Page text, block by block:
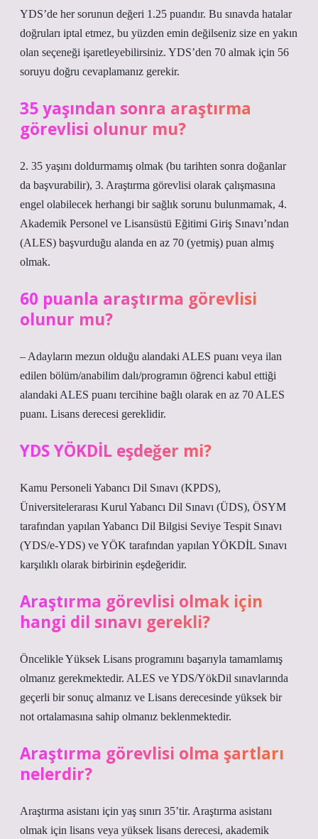
YDS’de her sorunun değeri 1.25 puandır. Bu sınavda hatalar
doğruları iptal etmez, bu yüzden emin değilseniz size en yakın
olan seçeneği işaretleyebilirsiniz. YDS’den 70 almak için 56
soruyu doğru cevaplamanız gerekir.
35 yaşından sonra araştırma
görevlisi olunur mu?
2. 35 yaşını doldurmamış olmak (bu tarihten sonra doğanlar
da başvurabilir), 3. Araştırma görevlisi olarak çalışmasına
engel olabilecek herhangi bir sağlık sorunu bulunmamak, 4.
Akademik Personel ve Lisansüstü Eğitimi Giriş Sınavı’ndan
(ALES) başvurduğu alanda en az 70 (yetmiş) puan almış
olmak.
60 puanla araştırma görevlisi
olunur mu?
– Adayların mezun olduğu alandaki ALES puanı veya ilan
edilen bölüm/anabilim dalı/programın öğrenci kabul ettiği
alandaki ALES puanı tercihine bağlı olarak en az 70 ALES
puanı. Lisans derecesi gereklidir.
YDS YÖKDİL eşdeğer mi?
Kamu Personeli Yabancı Dil Sınavı (KPDS),
Üniversitelerarası Kurul Yabancı Dil Sınavı (ÜDS), ÖSYM
tarafından yapılan Yabancı Dil Bilgisi Seviye Tespit Sınavı
(YDS/e-YDS) ve YÖK tarafından yapılan YÖKDİL Sınavı
karşılıklı olarak birbirinin eşdeğeridir.
Araştırma görevlisi olmak için
hangi dil sınavı gerekli?
Öncelikle Yüksek Lisans programını başarıyla tamamlamış
olmanız gerekmektedir. ALES ve YDS/YökDil sınavlarında
geçerli bir sonuç almanız ve Lisans derecesinde yüksek bir
not ortalamasına sahip olmanız beklenmektedir.
Araştırma görevlisi olma şartları
nelerdir?
Araştırma asistanı için yaş sınırı 35’tir. Araştırma asistanı
olmak için lisans veya yüksek lisans derecesi, akademik